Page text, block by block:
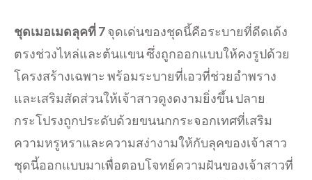
ชุดเมอเมดลุคที่7จุดเด่นของชุดนี้คือระบายที่ดีดเด้ง
ตรงช่วงไหล่และต้นแขน ซึ่งถูกออกแบบให้คงรูปด้วย
โครงสร้างเฉพาะ พร้อมระบายที่เอวที่ช่วยอำพราง
และเสริมสัดส่วนให้เจ้าสาวดูงดงามยิ่งขึ้น ปลาย
กระโปรงถูกประดับด้วยขนนกกระจอกเทศที่เสริม
ความหรูหราและความสง่างามให้กับลุคของเจ้าสาว
ชุดนี้ออกแบบมาเพื่อตอบโจทย์ความฝันของเจ้าสาวที่